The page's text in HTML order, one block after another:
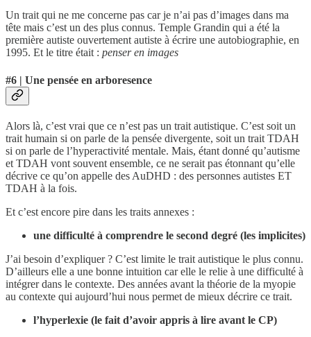
Un trait qui ne me concerne pas car je n’ai pas d’images dans ma
tête mais c’est un des plus connus. Temple Grandin qui a été la
première autiste ouvertement autiste à écrire une autobiographie, en
1995. Et le titre était : penser en images
#6 | Une pensée en arboresence
Alors là, c’est vrai que ce n’est pas un trait autistique. C’est soit un
trait humain si on parle de la pensée divergente, soit un trait TDAH
si on parle de l’hyperactivité mentale. Mais, étant donné qu’autisme
et TDAH vont souvent ensemble, ce ne serait pas étonnant qu’elle
décrive ce qu’on appelle des AuDHD : des personnes autistes ET
TDAH à la fois.
Et c’est encore pire dans les traits annexes :
une difficulté à comprendre le second degré (les implicites)
J’ai besoin d’expliquer ? C’est limite le trait autistique le plus connu.
D’ailleurs elle a une bonne intuition car elle le relie à une difficulté à
intégrer dans le contexte. Des années avant la théorie de la myopie
au contexte qui aujourd’hui nous permet de mieux décrire ce trait.
l’hyperlexie (le fait d’avoir appris à lire avant le CP)